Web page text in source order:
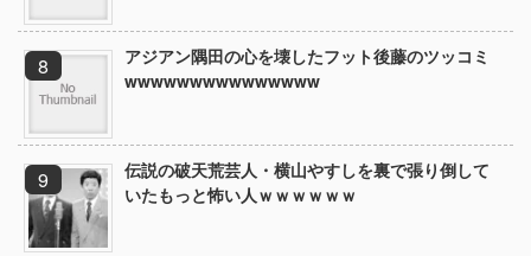
アジアン隅田の心を壊したフット後藤のツッコミ
wwwwwwwwwwwwwww
伝説の破天荒芸人・横山やすしを裏で張り倒して
いたもっと怖い人ｗｗｗｗｗｗ